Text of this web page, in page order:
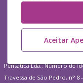
Aceitar
Pensática Lda., Número de
Travessa de São Pedro, n° 8